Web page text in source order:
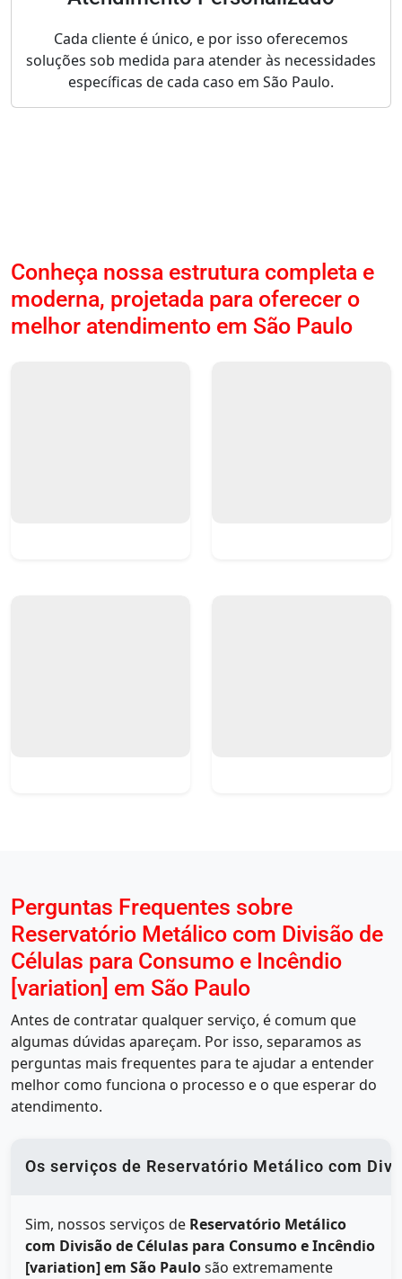
Cada cliente é único, e por isso oferecemos
soluções sob medida para atender às necessidades
específicas de cada caso em São Paulo.
Conheça nossa estrutura completa e
moderna, projetada para oferecer o
melhor atendimento em São Paulo
Perguntas Frequentes sobre
Reservatório Metálico com Divisão de
Células para Consumo e Incêndio
[variation] em São Paulo
Antes de contratar qualquer serviço, é comum que
algumas dúvidas apareçam. Por isso, separamos as
perguntas mais frequentes para te ajudar a entender
melhor como funciona o processo e o que esperar do
atendimento.
Os serviços de Reservatório Metálico com
Sim, nossos serviços de Reservatório Metálico
com Divisão de Células para Consumo e Incêndio
[variation] em São Paulosão extremamente